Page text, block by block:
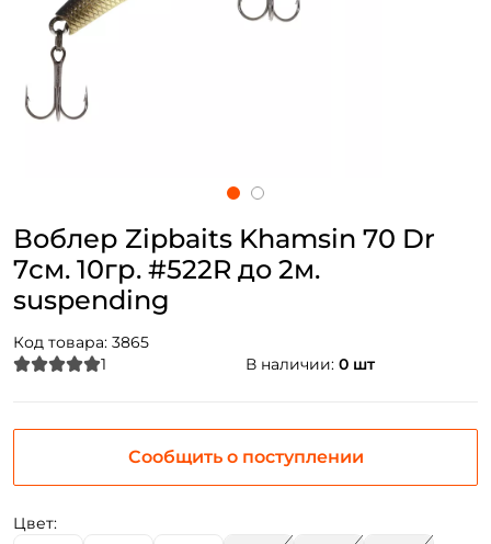
Воблер Zipbaits Khamsin 70 Dr
7см. 10гр. #522R до 2м.
suspending
Код товара: 3865
1
В наличии: 0 шт
Цвет:
Сообщить о поступлении